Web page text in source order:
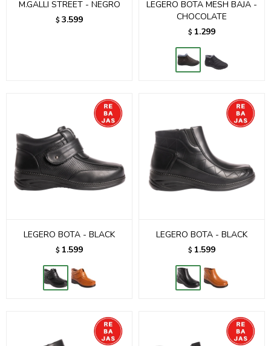
M.GALLI STREET - NEGRO
$ 3.599
LEGERO BOTA MESH BAJA -
CHOCOLATE
$ 1.299
LEGERO BOTA - BLACK
$ 1.599
LEGERO BOTA - BLACK
$ 1.599